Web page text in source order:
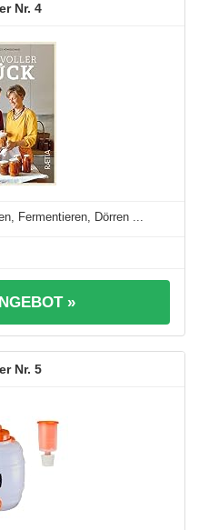
4
Fermentieren, Dörren ...
»
5